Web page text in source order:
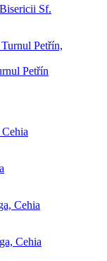
Sf.
Petřín